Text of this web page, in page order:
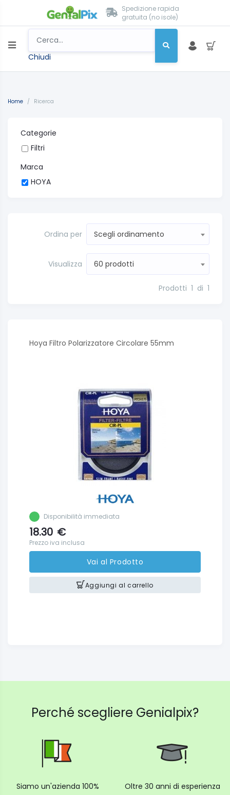
Spedizione rapida
gratuita (no isole)
Chiudi
Home / Ricerca
Categorie
Filtri
Marca
HOYA
Ordina per Scegli ordinamento
Visualizza 60 prodotti
Prodotti 1 di 1
Hoya Filtro Polarizzatore Circolare 55mm
Disponibilità immediata
18.30 €
Prezzo iva inclusa
Vai al Prodotto
Aggiungi al carrello
Perché scegliere Genialpix?
Siamo un'azienda 100%
Oltre 30 anni di esperienza